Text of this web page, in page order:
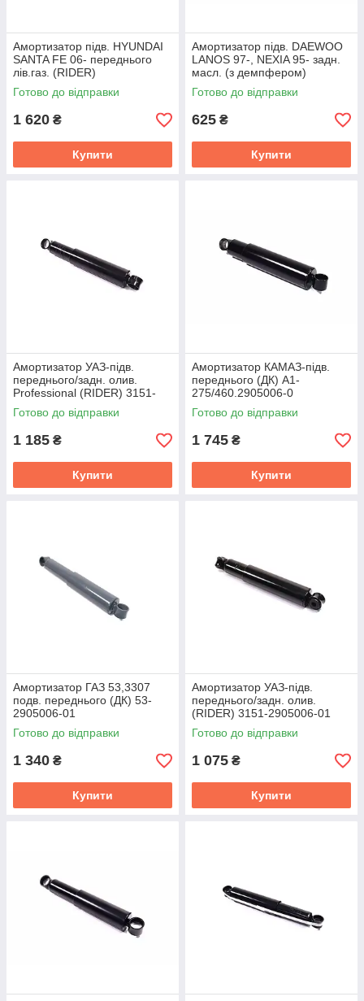
Амортизатор підв. HYUNDAI
SANTA FE 06- переднього
лів.газ. (RIDER)
RD.3470339751
Готово до відправки
1 620 ₴
Купити
Амортизатор підв. DAEWOO
LANOS 97-, NEXIA 95- задн.
масл. (з демпфером)
(RIDER) RD.2870.443.134
Готово до відправки
625 ₴
Купити
Амортизатор УАЗ-підв.
переднього/задн. олив.
Professional (RIDER) 3151-
2905006 PRO
Готово до відправки
1 185 ₴
Купити
Амортизатор КАМАЗ-підв.
переднього (ДК) А1-
275/460.2905006-0
Готово до відправки
1 745 ₴
Купити
Амортизатор ГАЗ 53,3307
подв. переднього (ДК) 53-
2905006-01
Готово до відправки
1 340 ₴
Купити
Амортизатор УАЗ-підв.
переднього/задн. олив.
(RIDER) 3151-2905006-01
Готово до відправки
1 075 ₴
Купити